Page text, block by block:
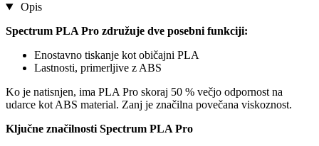
Opis
Spectrum PLA Pro združuje dve posebni funkciji:
Enostavno tiskanje kot običajni PLA
Lastnosti, primerljive z ABS
Ko je natisnjen, ima PLA Pro skoraj 50 % večjo odpornost na
udarce kot ABS material. Zanj je značilna povečana viskoznost.
Ključne značilnosti Spectrum PLA Pro